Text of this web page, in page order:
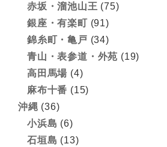
赤坂・溜池山王 (75)
銀座・有楽町 (91)
錦糸町・亀戸 (34)
青山・表参道・外苑 (19)
高田馬場 (4)
麻布十番 (15)
沖縄 (36)
小浜島 (6)
石垣島 (13)